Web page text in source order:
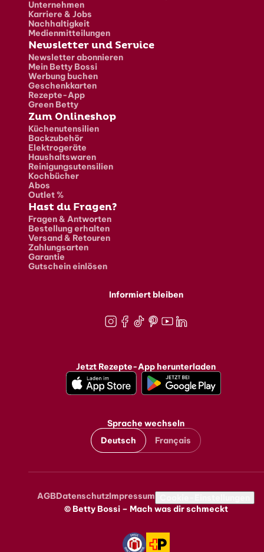
Unternehmen
Karriere & Jobs
Nachhaltigkeit
Medienmitteilungen
Newsletter und Service
Newsletter abonnieren
Mein Betty Bossi
Werbung buchen
Geschenkkarten
Rezepte-App
Green Betty
Zum Onlineshop
Küchenutensilien
Backzubehör
Elektrogeräte
Haushaltswaren
Reinigungsutensilien
Kochbücher
Abos
Outlet %
Hast du Fragen?
Fragen & Antworten
Bestellung erhalten
Versand & Retouren
Zahlungsarten
Garantie
Gutschein einlösen
Informiert bleiben
Jetzt Rezepte-App herunterladen
Sprache wechseln
Deutsch
Français
Metanavigation
AGBDatenschutzImpressum
© Betty Bossi – Mach was dir schmeckt